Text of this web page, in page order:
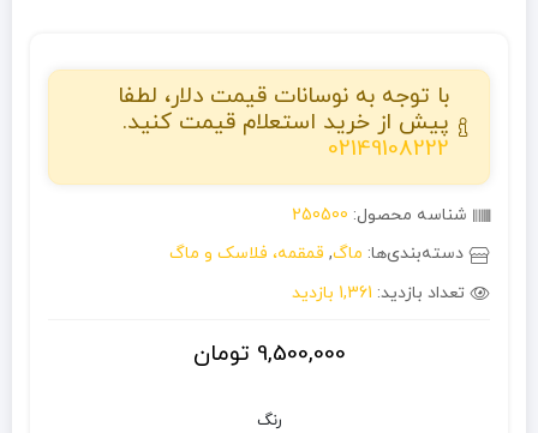
با توجه به نوسانات قیمت دلار، لطفا
پیش از خرید استعلام قیمت کنید.
02149108222
شناسه محصول: 250500
دسته‌بندی‌ها: ماگ, قمقمه، فلاسک و ماگ
تعداد بازدید: 1,361 بازدید
9,500,000 تومان
رنگ